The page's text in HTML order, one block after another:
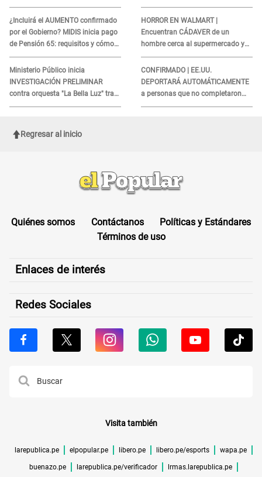
¿Incluirá el AUMENTO confirmado
por el Gobierno? MIDIS inicia pago
de Pensión 65: requisitos y cómo
obtener el beneficio economico
Ministerio Público inicia
INVESTIGACIÓN PRELIMINAR
contra orquesta "La Bella Luz" tras
DENUNCIA de Naldy Saldaña
HORROR EN WALMART |
Encuentran CÁDAVER de un
hombre cerca al supermercado y
esto reveló la autopsia que le
realizaron
CONFIRMADO | EE.UU.
DEPORTARÁ AUTOMÁTICAMENTE
a personas que no completaron
este formulario clave
Regresar al inicio
Quiénes somos Contáctanos
Políticas y Estándares
Términos de uso
Enlaces de interés
Redes Sociales
Visita también
larepublica.pe elpopular.pe libero.pe libero.pe/esports wapa.pe
buenazo.pe larepublica.pe/verificador lrmas.larepublica.pe